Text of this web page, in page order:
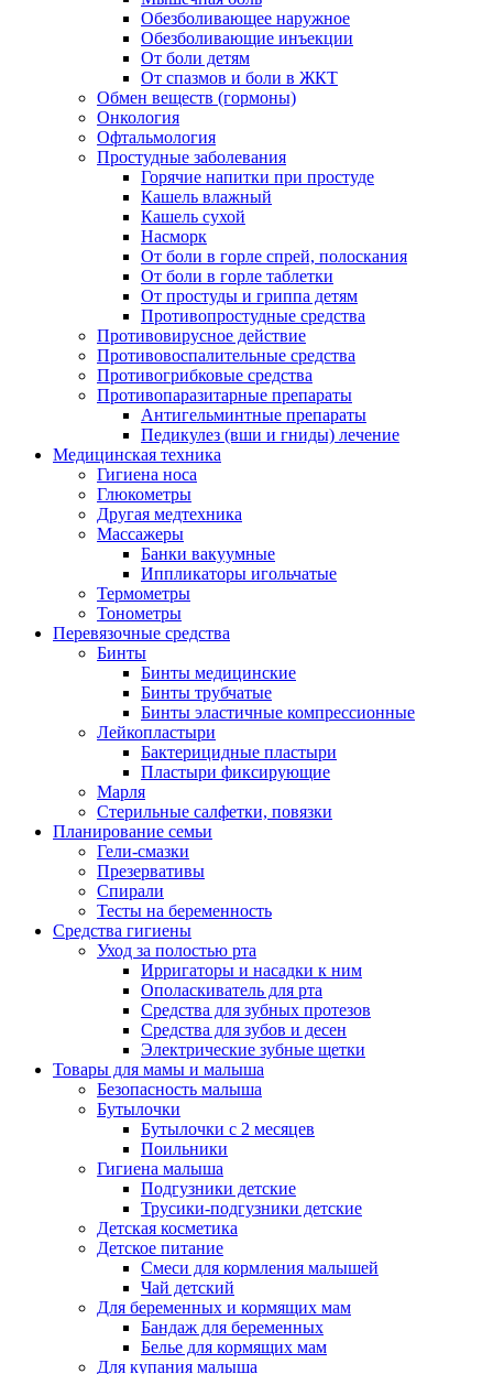
Обезболивающее наружное
Обезболивающие инъекции
От боли детям
От спазмов и боли в ЖКТ
Обмен веществ (гормоны)
Онкология
Офтальмология
Простудные заболевания
Горячие напитки при простуде
Кашель влажный
Кашель сухой
Насморк
От боли в горле спрей, полоскания
От боли в горле таблетки
От простуды и гриппа детям
Противопростудные средства
Противовирусное действие
Противовоспалительные средства
Противогрибковые средства
Противопаразитарные препараты
Антигельминтные препараты
Педикулез (вши и гниды) лечение
Медицинская техника
Гигиена носа
Глюкометры
Другая медтехника
Массажеры
Банки вакуумные
Иппликаторы игольчатые
Термометры
Тонометры
Перевязочные средства
Бинты
Бинты медицинские
Бинты трубчатые
Бинты эластичные компрессионные
Лейкопластыри
Бактерицидные пластыри
Пластыри фиксирующие
Марля
Стерильные салфетки, повязки
Планирование семьи
Гели-смазки
Презервативы
Спирали
Тесты на беременность
Средства гигиены
Уход за полостью рта
Ирригаторы и насадки к ним
Ополаскиватель для рта
Средства для зубных протезов
Средства для зубов и десен
Электрические зубные щетки
Товары для мамы и малыша
Безопасность малыша
Бутылочки
Бутылочки с 2 месяцев
Поильники
Гигиена малыша
Подгузники детские
Трусики-подгузники детские
Детская косметика
Детское питание
Смеси для кормления малышей
Чай детский
Для беременных и кормящих мам
Бандаж для беременных
Белье для кормящих мам
Для купания малыша